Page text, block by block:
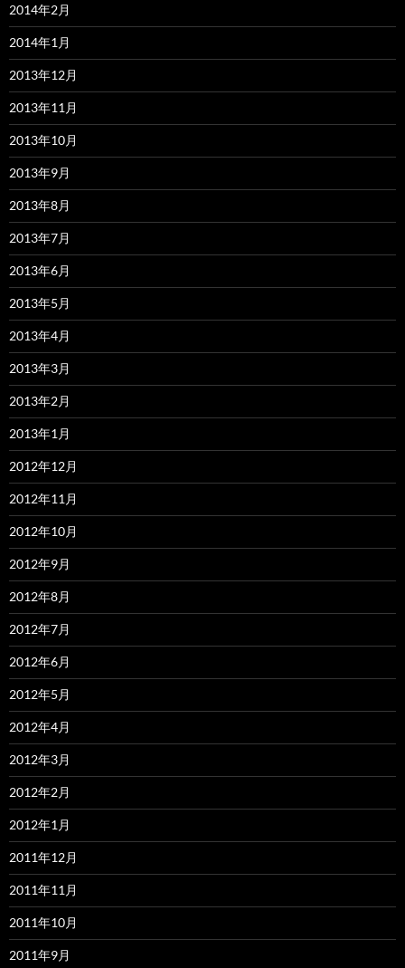
2014年2月
2014年1月
2013年12月
2013年11月
2013年10月
2013年9月
2013年8月
2013年7月
2013年6月
2013年5月
2013年4月
2013年3月
2013年2月
2013年1月
2012年12月
2012年11月
2012年10月
2012年9月
2012年8月
2012年7月
2012年6月
2012年5月
2012年4月
2012年3月
2012年2月
2012年1月
2011年12月
2011年11月
2011年10月
2011年9月